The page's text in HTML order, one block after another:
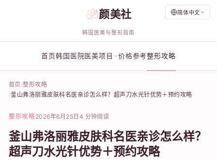
简体中文
颜美社
韩国医美与整形指南
首页韩国医院医美项目 价格参考整形攻略
首页 整形攻略
釜山弗洛丽雅皮肤科名医亲诊怎么样？超声刀水光针优势＋预约攻略
整形攻略 2026年6月25日 4 分钟阅读
釜山弗洛丽雅皮肤科名医亲诊怎么样？
超声刀水光针优势＋预约攻略